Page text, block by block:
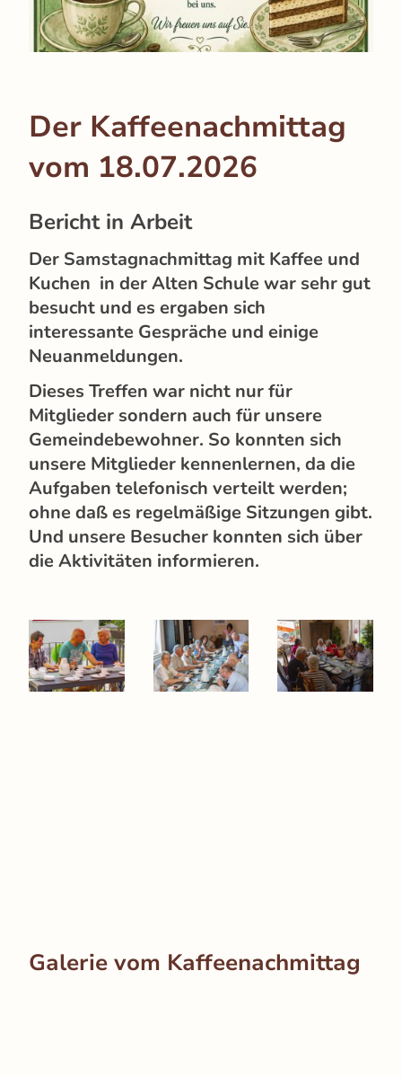
Der Kaffeenachmittag
vom 18.07.2026
Bericht in Arbeit
Der Samstagnachmittag mit Kaffee und
Kuchen in der Alten Schule war sehr gut
besucht und es ergaben sich
interessante Gespräche und einige
Neuanmeldungen.
Dieses Treffen war nicht nur für
Mitglieder sondern auch für unsere
Gemeindebewohner. So konnten sich
unsere Mitglieder kennenlernen, da die
Aufgaben telefonisch verteilt werden;
ohne daß es regelmäßige Sitzungen gibt.
Und unsere Besucher konnten sich über
die Aktivitäten informieren.
Galerie vom Kaffeenachmittag